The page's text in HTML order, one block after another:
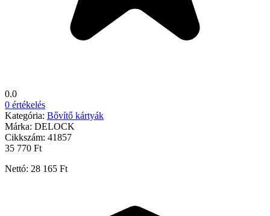
0.0
0 értékelés
Kategória: Bővítő kártyák
Márka: DELOCK
Cikkszám: 41857
35 770 Ft
Nettó: 28 165 Ft